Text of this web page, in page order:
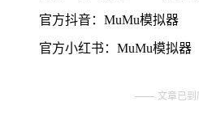
官方抖音：MuMu模拟器
官方小红书：MuMu模拟器
文章已到